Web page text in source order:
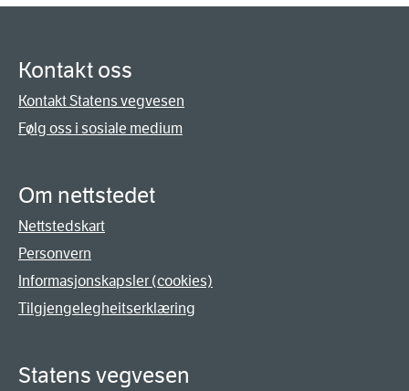
Kontakt oss
Kontakt Statens vegvesen
Følg oss i sosiale medium
Om nettstedet
Nettstedskart
Personvern
Informasjonskapsler (cookies)
Tilgjengelegheitserklæring
Statens vegvesen